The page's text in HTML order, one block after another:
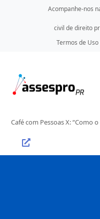
Acompanhe-nos
civil de direito
Termos de
Café com Pessoas X: “Como